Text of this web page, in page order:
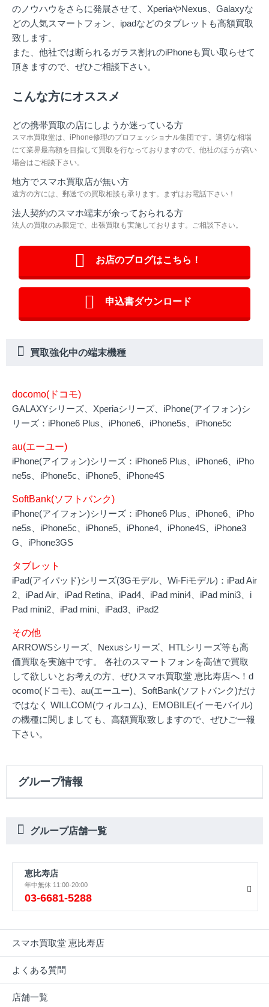
のノウハウをさらに発展させて、XperiaやNexus、Galaxyな
どの人気スマートフォン、ipadなどのタブレットも高額買取
致します。
また、他社では断られるガラス割れのiPhoneも買い取らせて
頂きますので、ぜひご相談下さい。
こんな方にオススメ
どの携帯買取の店にしようか迷っている方
スマホ買取堂は、iPhone修理のプロフェッショナル集団です。適切な相場
にて業界最高額を目指して買取を行なっておりますので、他社のほうが高い
場合はご相談下さい。
地方でスマホ買取店が無い方
遠方の方には、郵送での買取相談も承ります。まずはお電話下さい！
法人契約のスマホ端末が余っておられる方
法人の買取のみ限定で、出張買取も実施しております。ご相談下さい。
お店のブログはこちら！
申込書ダウンロード
買取強化中の端末機種
docomo(ドコモ)
GALAXYシリーズ、Xperiaシリーズ、iPhone(アイフォン)シ
リーズ：iPhone6 Plus、iPhone6、iPhone5s、iPhone5c
au(エーユー)
iPhone(アイフォン)シリーズ：iPhone6 Plus、iPhone6、iPho
ne5s、iPhone5c、iPhone5、iPhone4S
SoftBank(ソフトバンク)
iPhone(アイフォン)シリーズ：iPhone6 Plus、iPhone6、iPho
ne5s、iPhone5c、iPhone5、iPhone4、iPhone4S、iPhone3
G、iPhone3GS
タブレット
iPad(アイパッド)シリーズ(3Gモデル、Wi-Fiモデル)：iPad Air
2、iPad Air、iPad Retina、iPad4、iPad mini4、iPad mini3、i
Pad mini2、iPad mini、iPad3、iPad2
その他
ARROWSシリーズ、Nexusシリーズ、HTLシリーズ等も高
価買取を実施中です。 各社のスマートフォンを高値で買取
して欲しいとお考えの方、ぜひスマホ買取堂 恵比寿店へ！d
ocomo(ドコモ)、au(エーユー)、SoftBank(ソフトバンク)だけ
ではなく WILLCOM(ウィルコム)、EMOBILE(イーモバイル)
の機種に関しましても、高額買取致しますので、ぜひご一報
下さい。
グループ情報
グループ店舗一覧
恵比寿店
年中無休 11:00-20:00
03-6681-5288
スマホ買取堂 恵比寿店
よくある質問
店舗一覧